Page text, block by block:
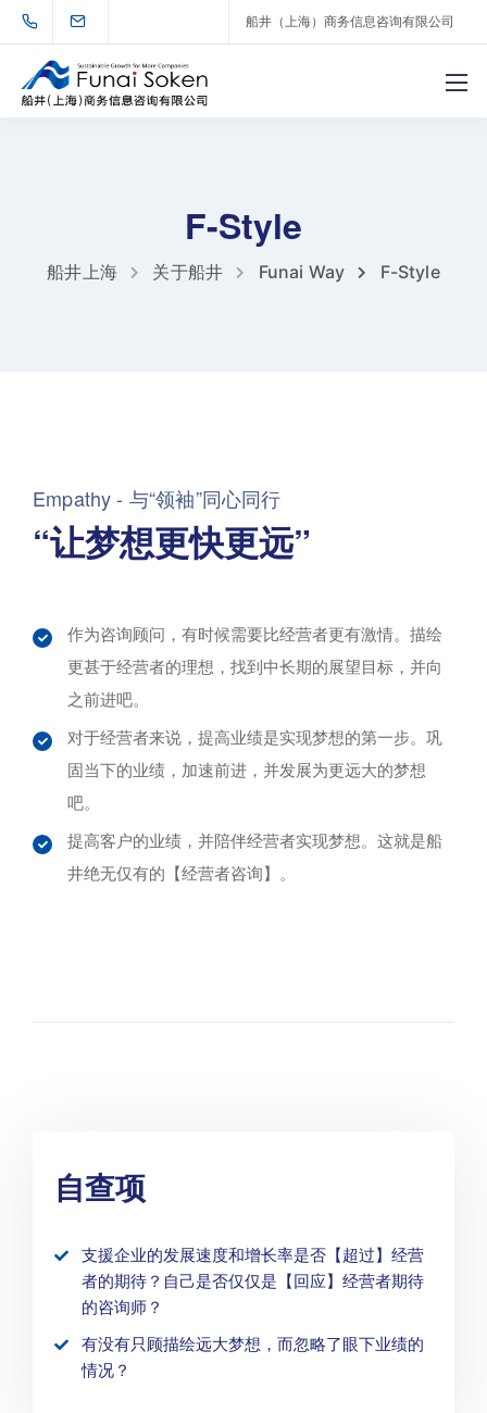
船井（上海）商务信息咨询有限公司
F-Style
船井上海 关于船井 Funai Way F-Style
Empathy - 与“领袖”同心同行
“让梦想更快更远”
作为咨询顾问，有时候需要比经营者更有激情。描绘
更甚于经营者的理想，找到中长期的展望目标，并向
之前进吧。
对于经营者来说，提高业绩是实现梦想的第一步。巩
固当下的业绩，加速前进，并发展为更远大的梦想
吧。
提高客户的业绩，并陪伴经营者实现梦想。这就是船
井绝无仅有的【经营者咨询】。
自查项
支援企业的发展速度和增长率是否【超过】经营
者的期待？自己是否仅仅是【回应】经营者期待
的咨询师？
有没有只顾描绘远大梦想，而忽略了眼下业绩的
情况？